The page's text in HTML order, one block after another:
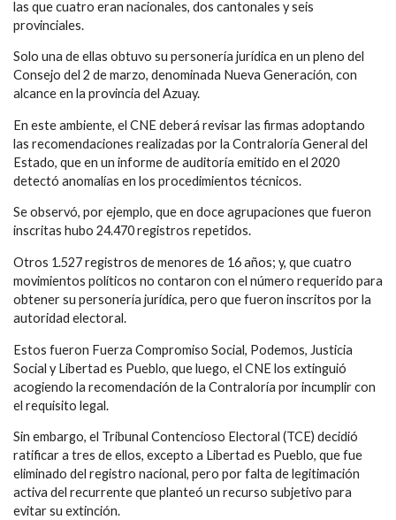
las que cuatro eran nacionales, dos cantonales y seis
provinciales.
Solo una de ellas obtuvo su personería jurídica en un pleno del
Consejo del 2 de marzo, denominada Nueva Generación, con
alcance en la provincia del Azuay.
En este ambiente, el CNE deberá revisar las firmas adoptando
las recomendaciones realizadas por la Contraloría General del
Estado, que en un informe de auditoría emitido en el 2020
detectó anomalías en los procedimientos técnicos.
Se observó, por ejemplo, que en doce agrupaciones que fueron
inscritas hubo 24.470 registros repetidos.
Otros 1.527 registros de menores de 16 años; y, que cuatro
movimientos políticos no contaron con el número requerido para
obtener su personería jurídica, pero que fueron inscritos por la
autoridad electoral.
Estos fueron Fuerza Compromiso Social, Podemos, Justicia
Social y Libertad es Pueblo, que luego, el CNE los extinguió
acogiendo la recomendación de la Contraloría por incumplir con
el requisito legal.
Sin embargo, el Tribunal Contencioso Electoral (TCE) decidió
ratificar a tres de ellos, excepto a Libertad es Pueblo, que fue
eliminado del registro nacional, pero por falta de legitimación
activa del recurrente que planteó un recurso subjetivo para
evitar su extinción.